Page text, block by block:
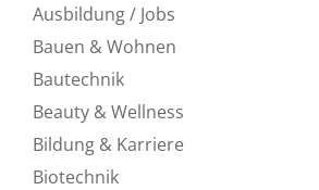
Ausbildung / Jobs
Bauen & Wohnen
Bautechnik
Beauty & Wellness
Bildung & Karriere
Biotechnik